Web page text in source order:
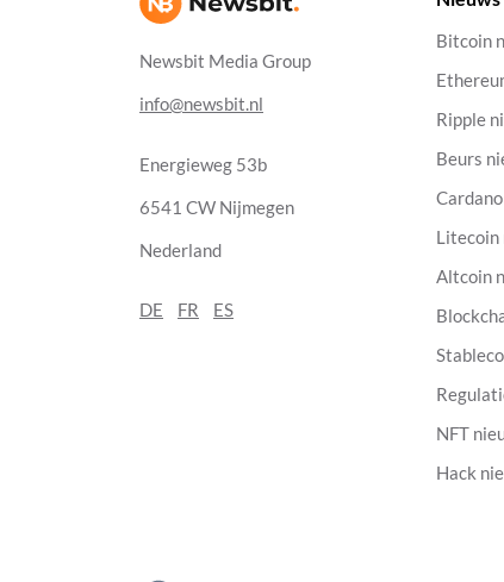
Newsbit Media Group
info@newsbit.nl
Energieweg 53b
6541 CW Nijmegen
Nederland
DE FR ES
Bitcoin
Ripple
Beurs
Litecoin
Altcoin
NFT
Hack